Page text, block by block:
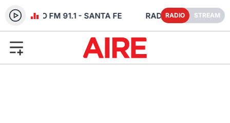
EN VIVO FM 91.1 - SANTA FE RADIO STREAM